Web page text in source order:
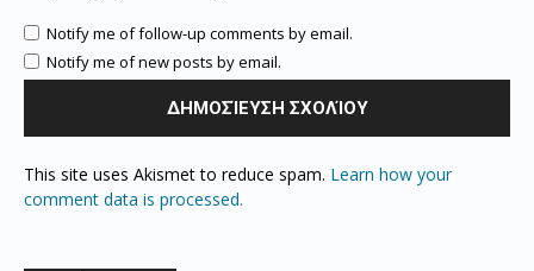
Notify me of follow-up comments by email.
Notify me of new posts by email.
This site uses Akismet to reduce spam. Learn how your
comment data is processed.